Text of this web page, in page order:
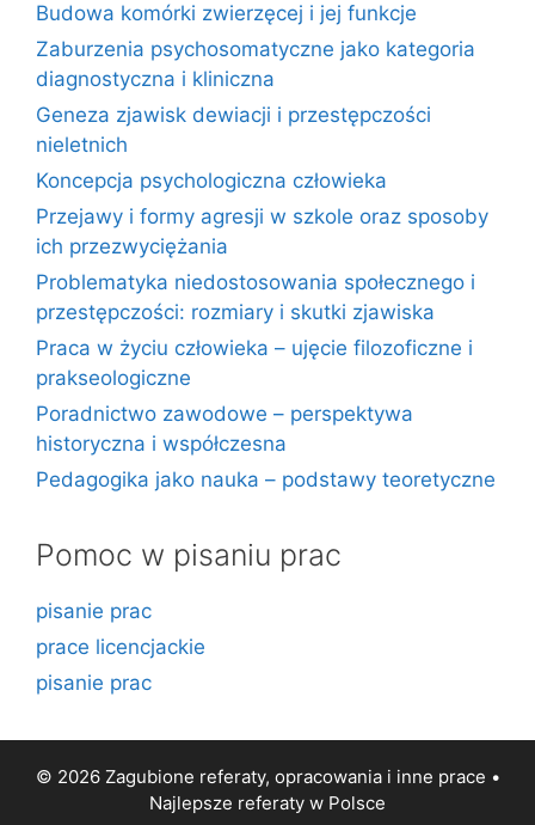
Budowa komórki zwierzęcej i jej funkcje
Zaburzenia psychosomatyczne jako kategoria
diagnostyczna i kliniczna
Geneza zjawisk dewiacji i przestępczości
nieletnich
Koncepcja psychologiczna człowieka
Przejawy i formy agresji w szkole oraz sposoby
ich przezwyciężania
Problematyka niedostosowania społecznego i
przestępczości: rozmiary i skutki zjawiska
Praca w życiu człowieka – ujęcie filozoficzne i
prakseologiczne
Poradnictwo zawodowe – perspektywa
historyczna i współczesna
Pedagogika jako nauka – podstawy teoretyczne
Pomoc w pisaniu prac
pisanie prac
prace licencjackie
pisanie prac
© 2026 Zagubione referaty, opracowania i inne prace •
Najlepsze referaty w Polsce